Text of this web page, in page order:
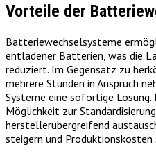
Vorteile der
Batteriewechselsysteme
entladener Batterien, was die
reduziert. Im Gegensatz zu
mehrere Stunden in Anspruch
Systeme eine sofortige
Möglichkeit zur
herstellerübergreifend
steigern und Produktionskosten